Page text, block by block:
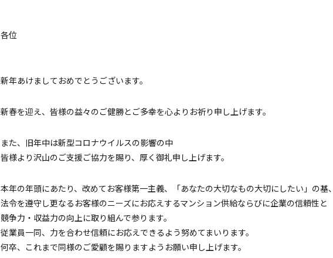
各位
新年あけましておめでとうございます。
新春を迎え、皆様の益々のご健勝とご多幸を心よりお祈り申し上げます。
また、旧年中は新型コロナウイルスの影響の中
皆様より沢山のご支援ご協力を賜り、厚く御礼申し上げます。
本年の年頭にあたり、改めてお客様第一主義、「あなたの大切なもの大切にしたい」の基、
法令を遵守し更なるお客様のニーズにお応えするマンション供給ならびに企業の信頼性と
競争力・収益力の向上に取り組んで参ります。
従業員一同、力を合わせ信頼にお応えできるよう努めてまいります。
何卒、これまで同様のご愛顧を賜りますようお願い申し上げます。